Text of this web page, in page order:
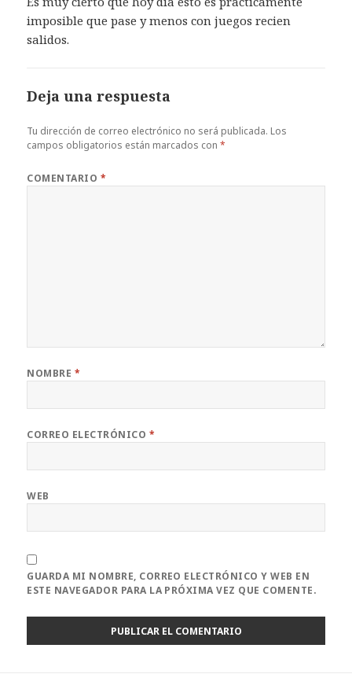
imposible que pase y menos con juegos recien
salidos.
Deja una respuesta
Tu dirección de correo electrónico no será publicada. Los
campos obligatorios están marcados con*
COMENTARIO *
NOMBRE *
CORREO ELECTRÓNICO *
WEB
GUARDA MI NOMBRE, CORREO ELECTRÓNICO Y WEB EN
ESTE NAVEGADOR PARA LA PRÓXIMA VEZ QUE COMENTE.